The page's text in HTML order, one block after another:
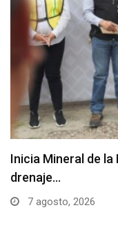
Inicia Mineral de
drenaje…
7 agosto, 2026